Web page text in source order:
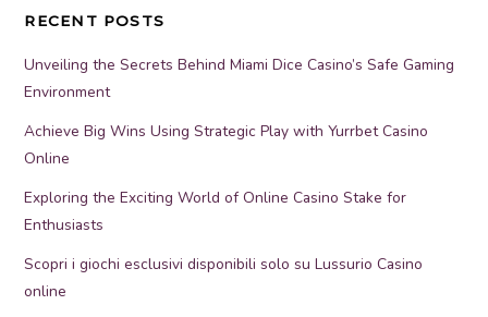
RECENT POSTS
Unveiling the Secrets Behind Miami Dice Casino’s Safe Gaming
Environment
Achieve Big Wins Using Strategic Play with Yurrbet Casino
Online
Exploring the Exciting World of Online Casino Stake for
Enthusiasts
Scopri i giochi esclusivi disponibili solo su Lussurio Casino
online